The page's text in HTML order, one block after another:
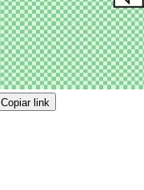
Copiar link